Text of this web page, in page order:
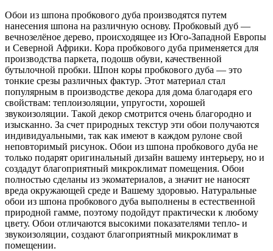
Обои из шпона пробкового дуба производятся путем
нанесения шпона на различную основу. Пробковый дуб —
вечнозелёное дерево, происходящее из Юго-Западной Европы
и Северной Африки. Кора пробкового дуба применяется для
производства паркета, подошв обуви, качественной
бутылочной пробки. Шпон коры пробкового дуба — это
тонкие срезы различных фактур. Этот материал стал
популярным в производстве декора для дома благодаря его
свойствам: теплоизоляции, упругости, хорошей
звукоизоляции. Такой декор смотрится очень благородно и
изысканно. За счет природных текстур эти обои получаются
индивидуальными, так как имеют в каждом рулоне свой
неповторимый рисунок. Обои из шпона пробкового дуба не
только подарят оригинальный дизайн вашему интерьеру, но и
создадут благоприятный микроклимат помещения. Обои
полностью сделаны из экоматериалов, а значит не наносят
вреда окружающей среде и Вашему здоровью. Натуральные
обои из шпона пробкового дуба выполнены в естественной
природной гамме, поэтому подойдут практически к любому
цвету. Обои отличаются высокими показателями тепло- и
звукоизоляции, создают благоприятный микроклимат в
помещении.